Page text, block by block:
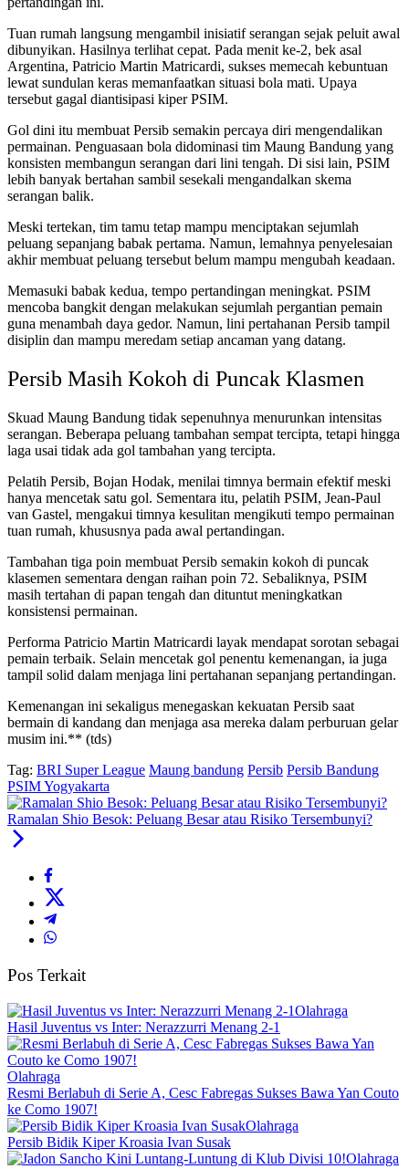
Tuan rumah langsung mengambil inisiatif serangan sejak peluit awal
dibunyikan. Hasilnya terlihat cepat. Pada menit ke-2, bek asal
Argentina, Patricio Martin Matricardi, sukses memecah kebuntuan
lewat sundulan keras memanfaatkan situasi bola mati. Upaya
tersebut gagal diantisipasi kiper PSIM.
Gol dini itu membuat Persib semakin percaya diri mengendalikan
permainan. Penguasaan bola didominasi tim Maung Bandung yang
konsisten membangun serangan dari lini tengah. Di sisi lain, PSIM
lebih banyak bertahan sambil sesekali mengandalkan skema
serangan balik.
Meski tertekan, tim tamu tetap mampu menciptakan sejumlah
peluang sepanjang babak pertama. Namun, lemahnya penyelesaian
akhir membuat peluang tersebut belum mampu mengubah keadaan.
Memasuki babak kedua, tempo pertandingan meningkat. PSIM
mencoba bangkit dengan melakukan sejumlah pergantian pemain
guna menambah daya gedor. Namun, lini pertahanan Persib tampil
disiplin dan mampu meredam setiap ancaman yang datang.
Persib Masih Kokoh di Puncak Klasmen
Skuad Maung Bandung tidak sepenuhnya menurunkan intensitas
serangan. Beberapa peluang tambahan sempat tercipta, tetapi hingga
laga usai tidak ada gol tambahan yang tercipta.
Pelatih Persib, Bojan Hodak, menilai timnya bermain efektif meski
hanya mencetak satu gol. Sementara itu, pelatih PSIM, Jean-Paul
van Gastel, mengakui timnya kesulitan mengikuti tempo permainan
tuan rumah, khususnya pada awal pertandingan.
Tambahan tiga poin membuat Persib semakin kokoh di puncak
klasemen sementara dengan raihan poin 72. Sebaliknya, PSIM
masih tertahan di papan tengah dan dituntut meningkatkan
konsistensi permainan.
Performa Patricio Martin Matricardi layak mendapat sorotan sebagai
pemain terbaik. Selain mencetak gol penentu kemenangan, ia juga
tampil solid dalam menjaga lini pertahanan sepanjang pertandingan.
Kemenangan ini sekaligus menegaskan kekuatan Persib saat
bermain di kandang dan menjaga asa mereka dalam perburuan gelar
musim ini.** (tds)
Tag: BRI Super League Maung bandung Persib Persib Bandung
PSIM Yogyakarta
Ramalan Shio Besok: Peluang Besar atau Risiko Tersembunyi?
Pos Terkait
Olahraga
Hasil Juventus vs Inter: Nerazzurri Menang 2-1
Olahraga
Resmi Berlabuh di Serie A, Cesc Fabregas Sukses Bawa Yan Couto
ke Como 1907!
Olahraga
Persib Bidik Kiper Kroasia Ivan Susak
Olahraga